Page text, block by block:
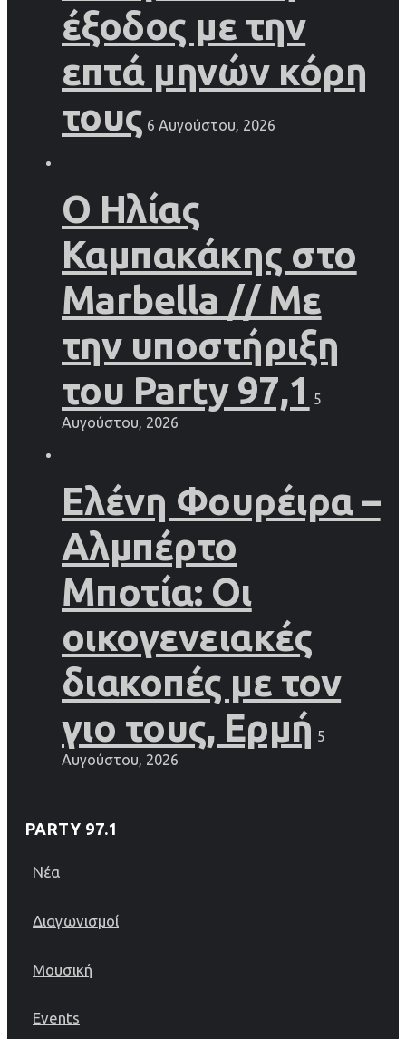
έξοδος με την
επτά μηνών κόρη
τους 6 Αυγούστου, 2026
Ο Ηλίας
Καμπακάκης στο
Marbella // Με
την υποστήριξη
του Party 97,1
5
Αυγούστου, 2026
Ελένη Φουρέιρα –
Αλμπέρτο
Μποτία: Οι
οικογενειακές
διακοπές με τον
γιο τους, Ερμή 5
Αυγούστου, 2026
PARTY 97.1
Νέα
Διαγωνισμοί
Μουσική
Events